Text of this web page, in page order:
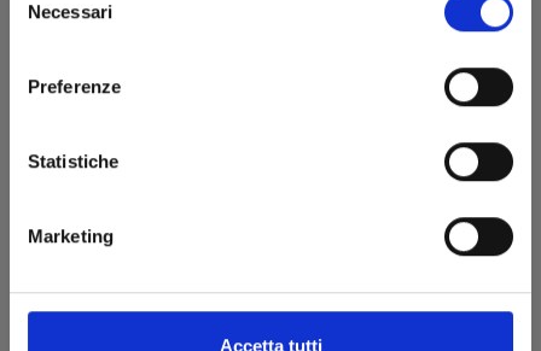
delNecessari
Preferenze
Statistiche
Marketing
Accetta tutti
EVENTI
Star Comics al Salone del Libro
2026: gli ospiti, gli eventi e le novità
2026: gli ospiti, gli eventi e le novità
REGOLAMENTO FIRMACOPIE
Le modalità per partecipare alle